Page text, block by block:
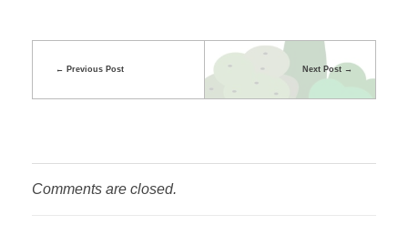
Previous Post Next Post
Comments are closed.